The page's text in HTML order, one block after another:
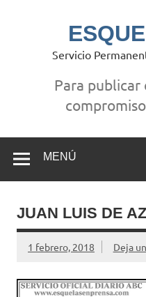
Servicio
Para publicar
MENÚ
JUAN LUIS DE
1 febrero, 2018 Deja